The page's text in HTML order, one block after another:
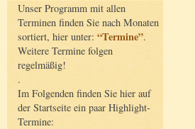
Unser Programm mit allen
Terminen finden Sie nach Monaten
sortiert, hier unter: “Termine”.
Weitere Termine folgen
regelmäßig!
.
Im Folgenden finden Sie hier auf
der Startseite ein paar Highlight-
Termine: